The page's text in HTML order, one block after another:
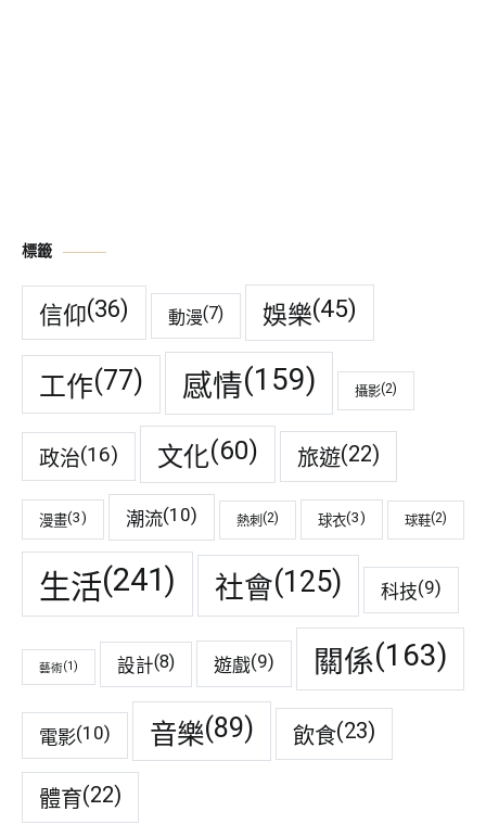
標籤
信仰(36) 動漫(7) 娛樂(45)
工作(77) 感情(159) 攝影(2)
政治(16) 文化(60) 旅遊(22)
漫畫(3) 潮流(10) 熱刺 (2) 球衣(3) 球鞋(2)
生活(241) 社會(125) 科技(9)
藝術(1) 設計(8) 遊戲(9) 關係(163)
電影(10) 音樂(89) 飲食(23)
體育(22)